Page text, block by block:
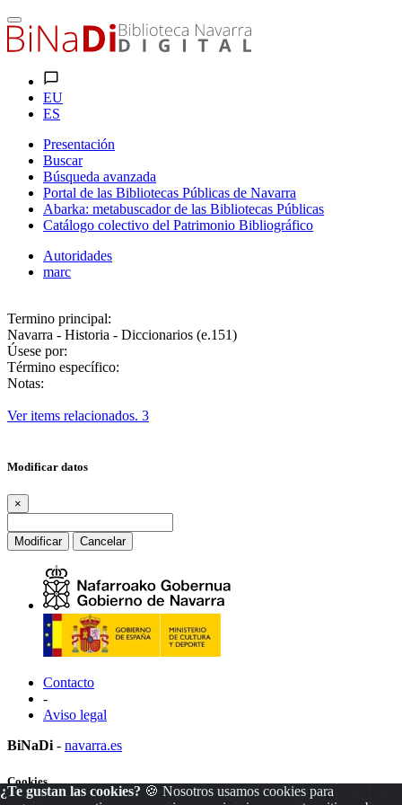
EU
ES
Presentación
Buscar
Búsqueda avanzada
Portal de las Bibliotecas Públicas de Navarra
Abarka: metabuscador de las Bibliotecas Públicas
Catálogo colectivo del Patrimonio Bibliográfico
Autoridades
marc
Termino principal:
Navarra - Historia - Diccionarios (e.151)
Úsese por:
Término específico:
Notas:
Ver items relacionados. 3
Modificar datos
×
Modificar Cancelar
Contacto
-
Aviso legal
BiNaDi - navarra.es
¿Te gustan las cookies? 🍪 Nosotros usamos cookies para
Cookies